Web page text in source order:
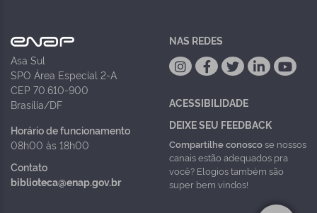
Asa Sul
SPO Área Especial 2-A
CEP 70.610-900
Brasília/DF
Horário de funcionamento
08h00 às 18h00
Contato
biblioteca@enap.gov.br
NAS REDES
ACESSIBILIDADE
DEIXE SEU FEEDBACK
Compartilhe conoscose nossos
canais estão adequados pra
você? Elogios também são
super bem vindos!